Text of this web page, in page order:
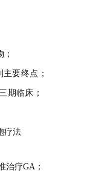
要终点；
期临床；
疗法
治疗GA；